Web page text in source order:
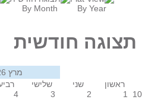
By Year
By Month
תצוגה חודשית
מרץ 2026
ראשון
שני שלישי רביעי